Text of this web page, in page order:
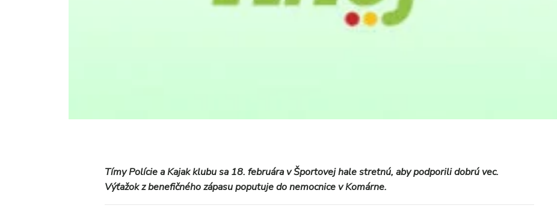
Tímy Polície a Kajak klubu sa 18. februára v Športovej hale stretnú, aby podporili dobrú vec.
Výťažok z benefičného zápasu poputuje do nemocnice v Komárne.